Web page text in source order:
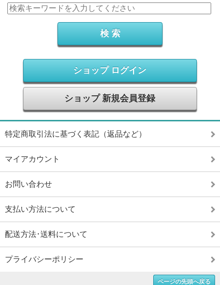
ショップ ログイン
ショップ 新規会員登録
特定商取引法に基づく表記（返品など）
マイアカウント
お問い合わせ
支払い方法について
配送方法･送料について
プライバシーポリシー
ページの先頭へ戻る